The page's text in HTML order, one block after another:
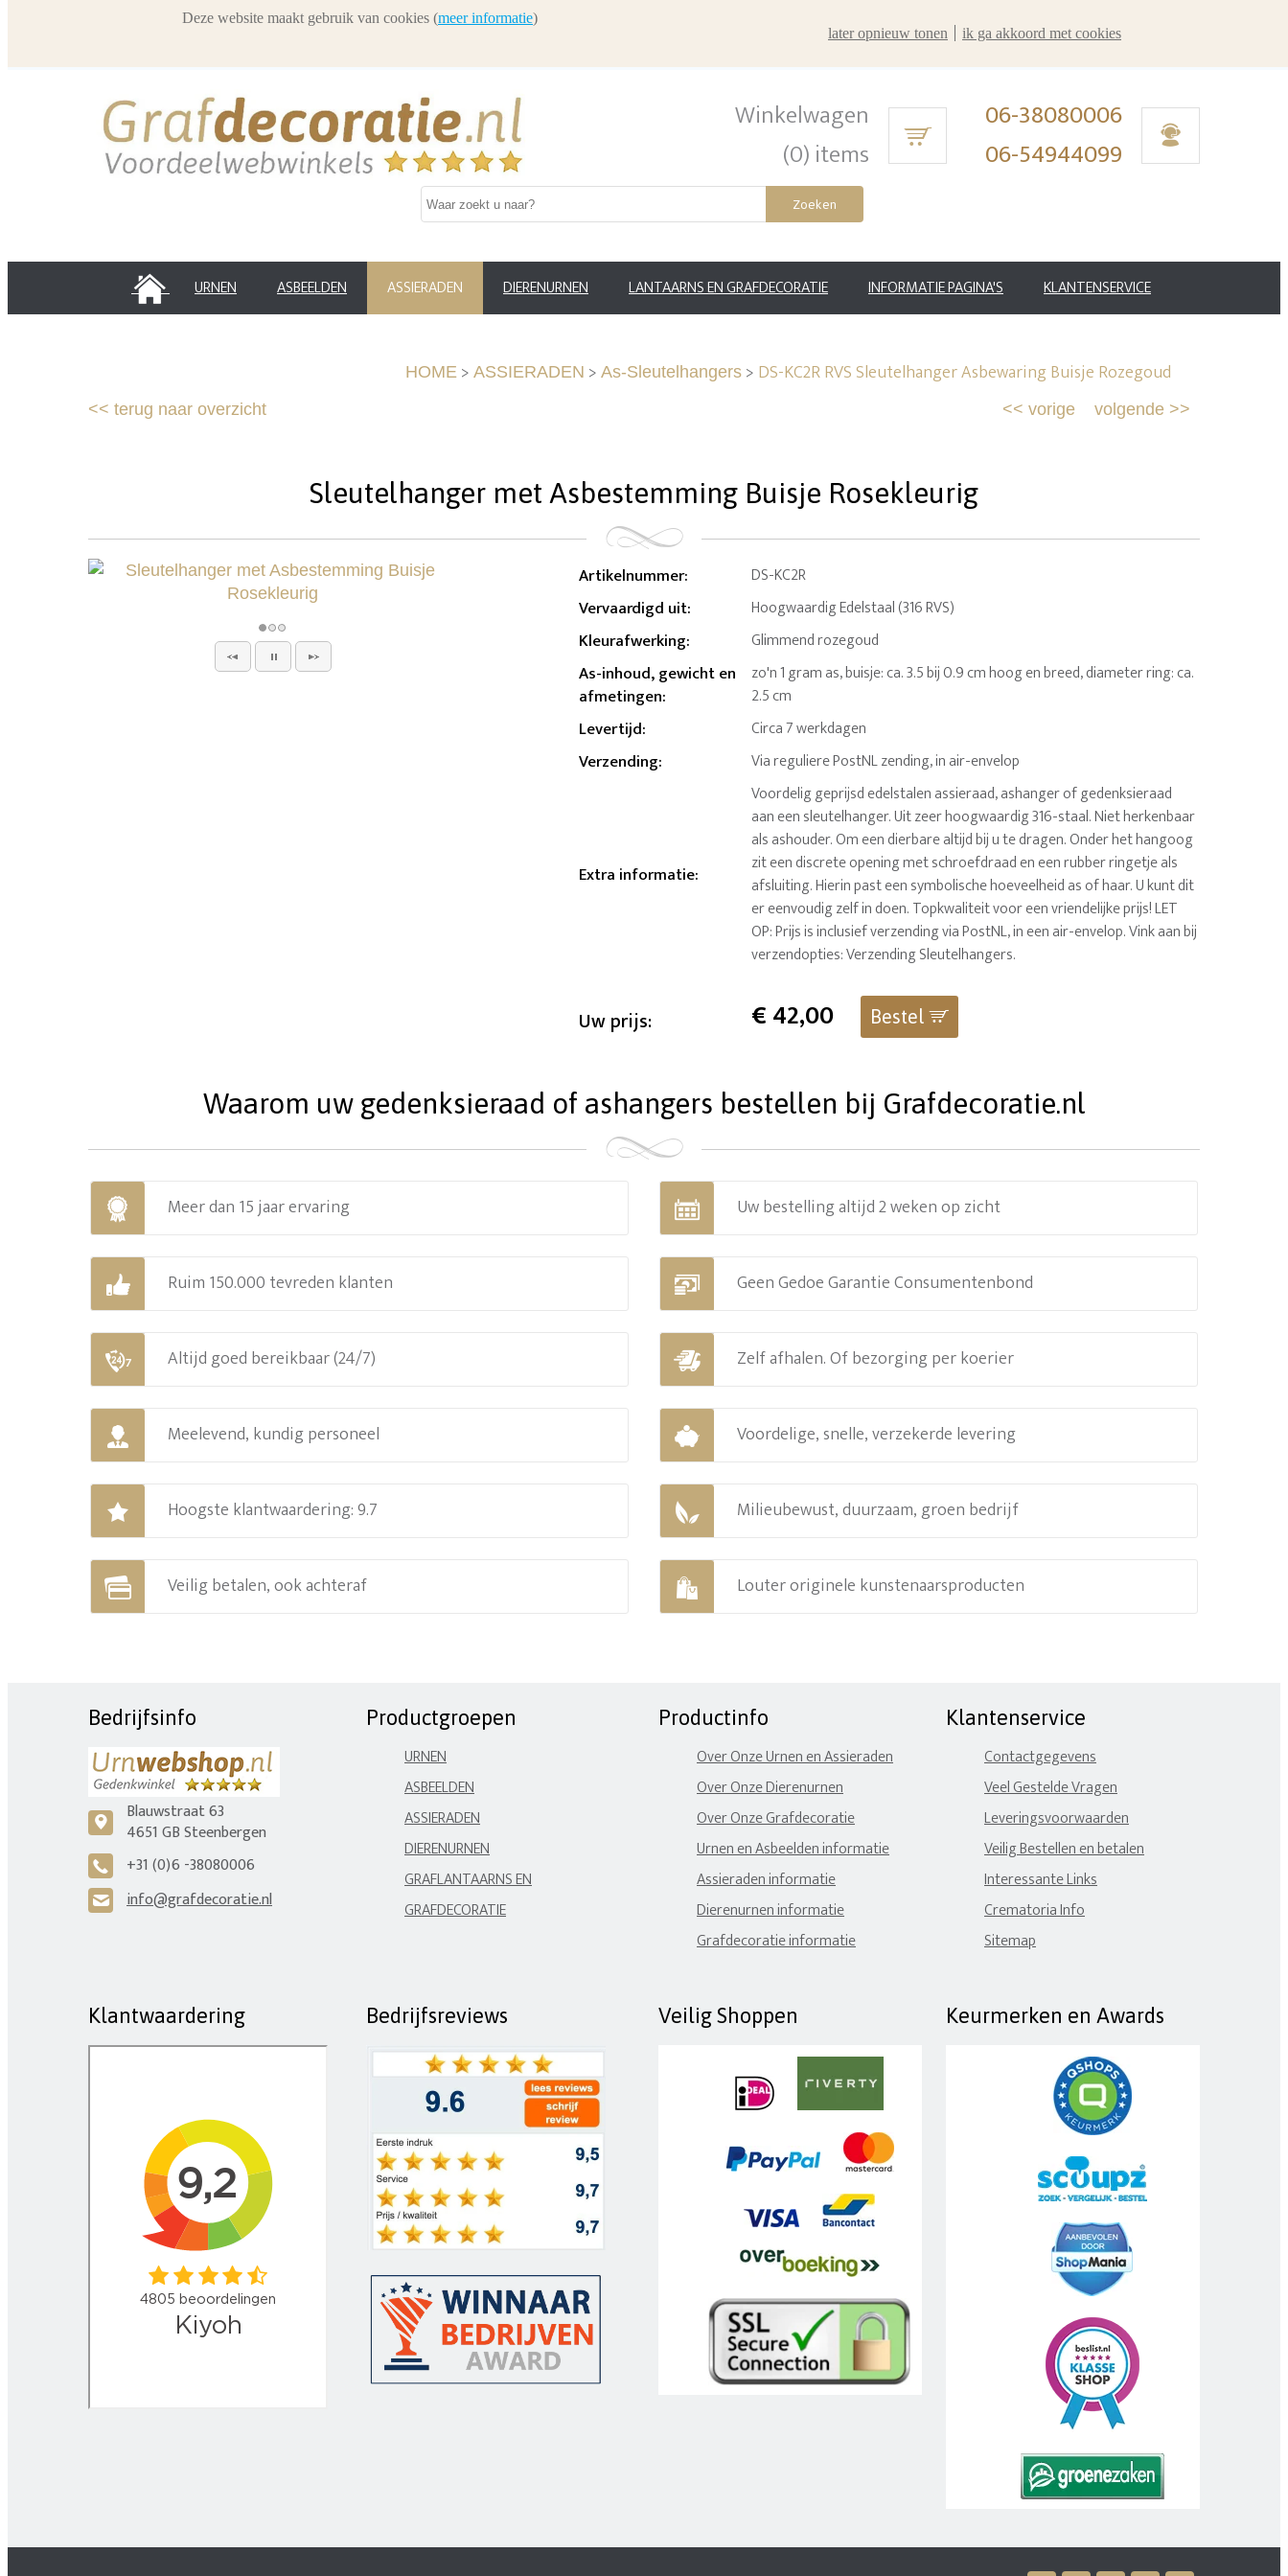
Winkelwagen
(0) items
06-38080006
06-54944099
Zoeken
HOME URNEN ASBEELDEN ASSIERADEN DIERENURNEN LANTAARNS EN GRAFDECORATIE INFORMATIE PAGINA'S KLANTENSERVICE
HOME > ASSIERADEN > As-Sleutelhangers > DS-KC2R RVS Sleutelhanger Asbewaring Buisje Rozegoud
<< terug naar overzicht volgende >>
<< vorige
Sleutelhanger met Asbestemming Buisje Rosekleurig
Artikelnummer: DS-KC2R
Vervaardigd uit: Hoogwaardig Edelstaal (316 RVS)
Kleurafwerking: Glimmend rozegoud
As-inhoud, gewicht en
afmetingen:
zo'n 1 gram as, buisje: ca. 3.5 bij 0.9 cm hoog en breed, diameter ring: ca.
2.5 cm
Levertijd: Circa 7 werkdagen
Verzending: Via reguliere PostNL zending, in air-envelop
Extra informatie:
Voordelig geprijsd edelstalen assieraad, ashanger of gedenksieraad
aan een sleutelhanger. Uit zeer hoogwaardig 316-staal. Niet herkenbaar
als ashouder. Om een dierbare altijd bij u te dragen. Onder het hangoog
zit een discrete opening met schroefdraad en een rubber ringetje als
afsluiting. Hierin past een symbolische hoeveelheid as of haar. U kunt dit
er eenvoudig zelf in doen. Topkwaliteit voor een vriendelijke prijs! LET
OP: Prijs is inclusief verzending via PostNL, in een air-envelop. Vink aan bij
verzendopties: Verzending Sleutelhangers.
Uw prijs: €42,00 Bestel
Waarom uw gedenksieraad of ashangers bestellen bij Grafdecoratie.nl
Meer dan 15 jaar ervaring Uw bestelling altijd 2 weken op zicht
Ruim 150.000 tevreden klanten Geen Gedoe Garantie Consumentenbond
Altijd goed bereikbaar (24/7) Zelf afhalen. Of bezorging per koerier
Meelevend, kundig personeel Voordelige, snelle, verzekerde levering
Hoogste klantwaardering: 9.7 Milieubewust, duurzaam, groen bedrijf
Veilig betalen, ook achteraf Louter originele kunstenaarsproducten
Bedrijfsinfo
c
Blauwstraat 63
4651 GB Steenbergen
A +31 (0)6 -38080006
H info@grafdecoratie.nl
Productgroepen
URNEN
ASBEELDEN
ASSIERADEN
DIERENURNEN
GRAFLANTAARNS EN
GRAFDECORATIE
Productinfo
Over Onze Urnen en Assieraden
Over Onze Dierenurnen
Over Onze Grafdecoratie
Urnen en Asbeelden informatie
Assieraden informatie
Dierenurnen informatie
Grafdecoratie informatie
Klantenservice
Contactgegevens
Veel Gestelde Vragen
Leveringsvoorwaarden
Veilig Bestellen en betalen
Interessante Links
Crematoria Info
Sitemap
Klantwaardering Bedrijfsreviews Veilig Shoppen Keurmerken en Awards
Deze website maakt gebruik van cookies (meer informatie)
later opnieuw tonen
ik ga akkoord met cookies